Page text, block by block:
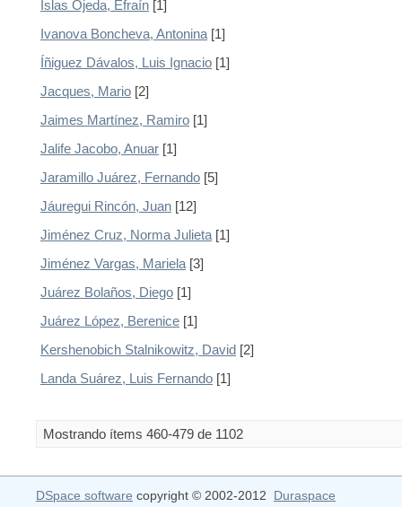
Islas Ojeda, Efraín [1]
Ivanova Boncheva, Antonina [1]
Íñiguez Dávalos, Luis Ignacio [1]
Jacques, Mario [2]
Jaimes Martínez, Ramiro [1]
Jalife Jacobo, Anuar [1]
Jaramillo Juárez, Fernando [5]
Jáuregui Rincón, Juan [12]
Jiménez Cruz, Norma Julieta [1]
Jiménez Vargas, Mariela [3]
Juárez Bolaños, Diego [1]
Juárez López, Berenice [1]
Kershenobich Stalnikowitz, David [2]
Landa Suárez, Luis Fernando [1]
Mostrando ítems 460-479 de 1102
DSpace software copyright © 2002-2012 Duraspace